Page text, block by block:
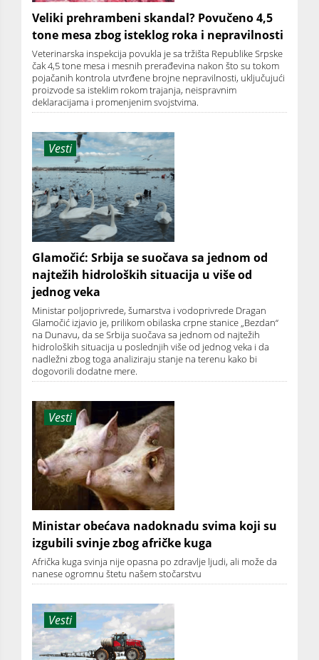
Veliki prehrambeni skandal? Povučeno 4,5
tone mesa zbog isteklog roka i nepravilnosti
Veterinarska inspekcija povukla je sa tržišta Republike Srpske
čak 4,5 tone mesa i mesnih prerađevina nakon što su tokom
pojačanih kontrola utvrđene brojne nepravilnosti, uključujući
proizvode sa isteklim rokom trajanja, neispravnim
deklaracijama i promenjenim svojstvima.
Vesti
Glamočić: Srbija se suočava sa jednom od
najtežih hidroloških situacija u više od
jednog veka
Ministar poljoprivrede, šumarstva i vodoprivrede Dragan
Glamočić izjavio je, prilikom obilaska crpne stanice „Bezdan“
na Dunavu, da se Srbija suočava sa jednom od najtežih
hidroloških situacija u poslednjih više od jednog veka i da
nadležni zbog toga analiziraju stanje na terenu kako bi
dogovorili dodatne mere.
Vesti
Ministar obećava nadoknadu svima koji su
izgubili svinje zbog afričke kuga
Afrička kuga svinja nije opasna po zdravlje ljudi, ali može da
nanese ogromnu štetu našem stočarstvu
Vesti